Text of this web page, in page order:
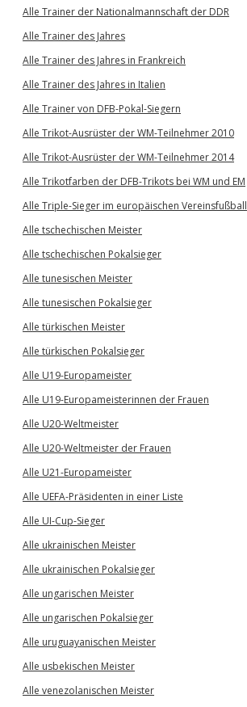
Alle Trainer der Nationalmannschaft der DDR
Alle Trainer des Jahres
Alle Trainer des Jahres in Frankreich
Alle Trainer des Jahres in Italien
Alle Trainer von DFB-Pokal-Siegern
Alle Trikot-Ausrüster der WM-Teilnehmer 2010
Alle Trikot-Ausrüster der WM-Teilnehmer 2014
Alle Trikotfarben der DFB-Trikots bei WM und EM
Alle Triple-Sieger im europäischen Vereinsfußball
Alle tschechischen Meister
Alle tschechischen Pokalsieger
Alle tunesischen Meister
Alle tunesischen Pokalsieger
Alle türkischen Meister
Alle türkischen Pokalsieger
Alle U19-Europameister
Alle U19-Europameisterinnen der Frauen
Alle U20-Weltmeister
Alle U20-Weltmeister der Frauen
Alle U21-Europameister
Alle UEFA-Präsidenten in einer Liste
Alle UI-Cup-Sieger
Alle ukrainischen Meister
Alle ukrainischen Pokalsieger
Alle ungarischen Meister
Alle ungarischen Pokalsieger
Alle uruguayanischen Meister
Alle usbekischen Meister
Alle venezolanischen Meister